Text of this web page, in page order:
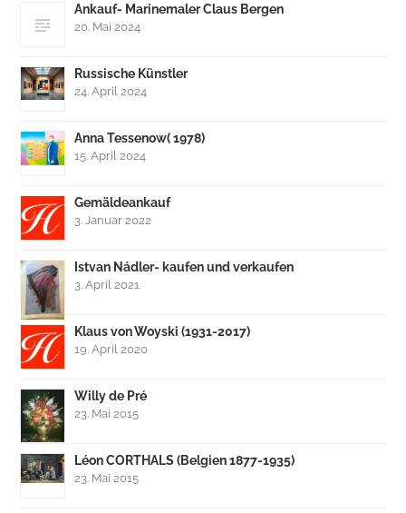
Ankauf- Marinemaler Claus Bergen
20. Mai 2024
Russische Künstler
24. April 2024
Anna Tessenow( 1978)
15. April 2024
Gemäldeankauf
3. Januar 2022
Istvan Nádler- kaufen und verkaufen
3. April 2021
Klaus von Woyski (1931-2017)
19. April 2020
Willy de Pré
23. Mai 2015
Léon CORTHALS (Belgien 1877-1935)
23. Mai 2015